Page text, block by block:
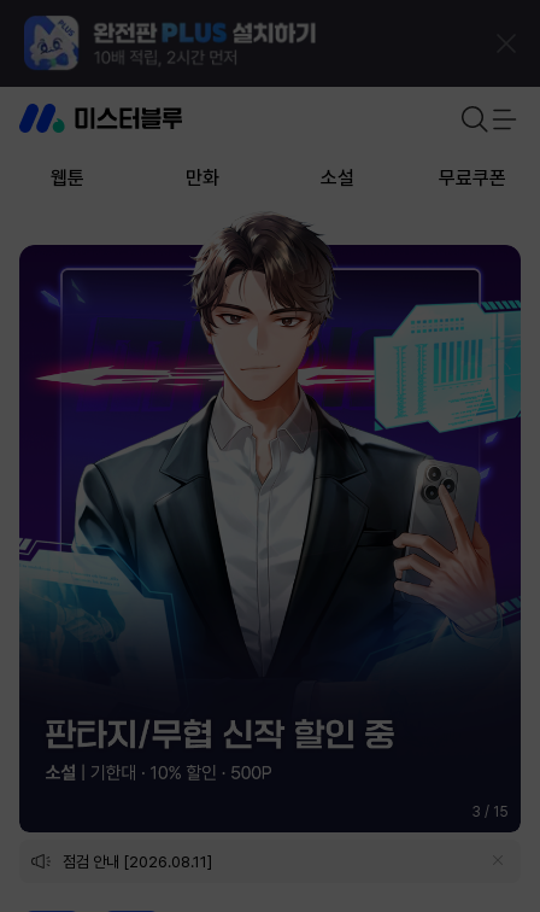
웹툰 만화 소설 무료쿠폰
3 / 15
점검 안내 [2026.08.11]